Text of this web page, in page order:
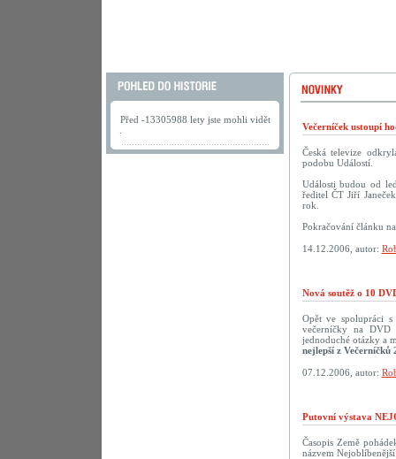
Před -13305988 lety jste mohli vidět
Večerníček ustoupí
Česká televize
podobu Událostí.
Události budou od
ředitel ČT Jiří
rok.
Pokračování článku
14.12.2006, autor:
Nová soutěž o 10
Opět ve spolupráci
večerníčky na DVD
jednoduché otázky a
nejlepší z Večerníčků
07.12.2006, autor:
Putovní výstava
Časopis Země
názvem